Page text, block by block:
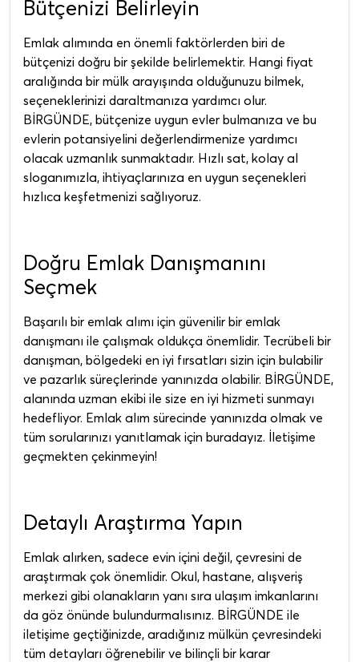
Bütçenizi Belirleyin
Emlak alımında en önemli faktörlerden biri de
bütçenizi doğru bir şekilde belirlemektir. Hangi fiyat
aralığında bir mülk arayışında olduğunuzu bilmek,
seçeneklerinizi daraltmanıza yardımcı olur.
BİRGÜNDE, bütçenize uygun evler bulmanıza ve bu
evlerin potansiyelini değerlendirmenize yardımcı
olacak uzmanlık sunmaktadır. Hızlı sat, kolay al
sloganımızla, ihtiyaçlarınıza en uygun seçenekleri
hızlıca keşfetmenizi sağlıyoruz.
Doğru Emlak Danışmanını
Seçmek
Başarılı bir emlak alımı için güvenilir bir emlak
danışmanı ile çalışmak oldukça önemlidir. Tecrübeli bir
danışman, bölgedeki en iyi fırsatları sizin için bulabilir
ve pazarlık süreçlerinde yanınızda olabilir. BİRGÜNDE,
alanında uzman ekibi ile size en iyi hizmeti sunmayı
hedefliyor. Emlak alım sürecinde yanınızda olmak ve
tüm sorularınızı yanıtlamak için buradayız. İletişime
geçmekten çekinmeyin!
Detaylı Araştırma Yapın
Emlak alırken, sadece evin içini değil, çevresini de
araştırmak çok önemlidir. Okul, hastane, alışveriş
merkezi gibi olanakların yanı sıra ulaşım imkanlarını
da göz önünde bulundurmalısınız. BİRGÜNDE ile
iletişime geçtiğinizde, aradığınız mülkün çevresindeki
tüm detayları öğrenebilir ve bilinçli bir karar